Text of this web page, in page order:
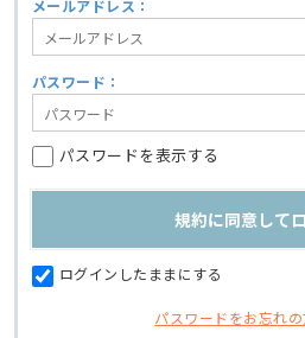
メールアドレス：
パスワード：
パスワードを表示する
ログインしたままにする
パスワードをお忘れ